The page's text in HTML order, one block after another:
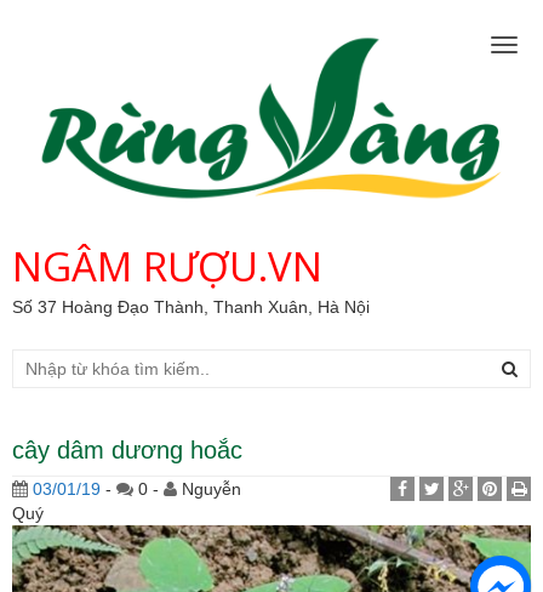
NGÂM RƯỢU.VN
Số 37 Hoàng Đạo Thành, Thanh Xuân, Hà Nội
cây dâm dương hoắc
03/01/19 - 0 -
Nguyễn
Quý